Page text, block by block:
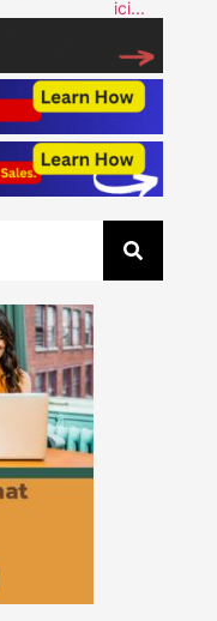
ici...